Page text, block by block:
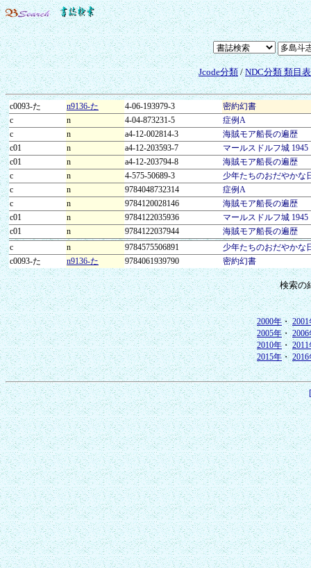
Jcode分類/NDC分類 類目
c0093-た n9136-た 4-06-193979-3
密約幻書
c
n 4-04-873231-5
症例A
c
n a4-12-002814-3
海賊モア船長の遍歴
c01
n a4-12-203593-7
マールスドルフ城 1945
c01
n a4-12-203794-8
海賊モア船長の遍歴
c
n 4-575-50689-3
少年たちのおだやかな
c
n 9784048732314
症例A
c
n 9784120028146
海賊モア船長の遍歴
c01
n 9784122035936
マールスドルフ城 1945
c01
n 9784122037944
海賊モア船長の遍歴
c
n 9784575506891
少年たちのおだやかな
c0093-た
n9136-た 9784061939790 密約幻書
検索の
2000年・2001
2005年・2006
2010年・2011
2015年・2016